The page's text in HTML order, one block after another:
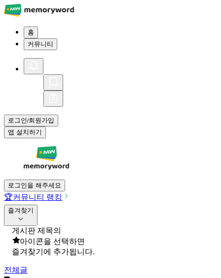
홈
커뮤니티
로그인/회원가입
앱 설치하기
로그인을 해주세요
🏆커뮤니티 랭킹
즐겨찾기
게시판 제목의
아이콘을 선택하면
즐겨찾기에 추가됩니다.
전체글